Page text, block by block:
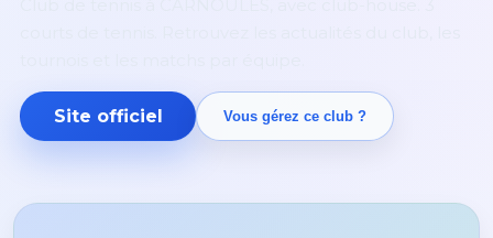
Site officiel Vous gérez ce club ?